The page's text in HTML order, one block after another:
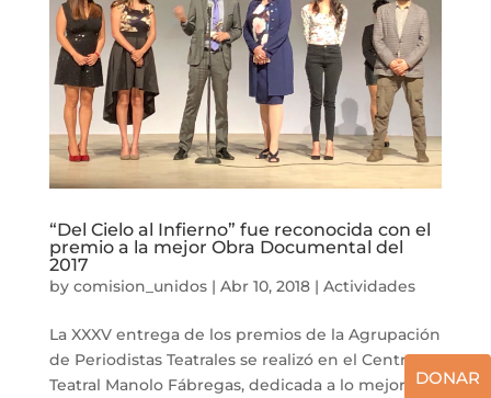
“Del Cielo al Infierno” fue reconocida con el
premio a la mejor Obra Documental del
2017
by comision_unidos| Abr 10, 2018| Actividades
La XXXV entrega de los premios de la Agrupación
de Periodistas Teatrales se realizó en el Centro
Teatral Manolo Fábregas, dedicada a lo mejor delDONAR